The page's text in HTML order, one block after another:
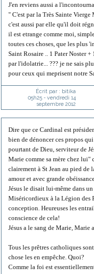
J'en reviens aussi a
" C'est par la Très Sainte Vierge
c'est aussi par elle qu'il doit
il est etrange comme moi,
toutes ces choses, que les plus
Saint Rosaire .. 1 Pater Noster
par l'idolatrie... ??? je ne sais
pour ceux qui meprisent notre
Écrit par : bitika
05h25- vendredi 14
septembre 2012
Dire que ce Cardinal est
bien de dénoncer ces propos
pourtant de Dieu, serviteur de
Marie comme sa mère chez lui"
clairement à St Jean au pied
amour et avec grande
Jésus le disait lui-même dans
Miséricordieux à la Légion des
conception. Heureuses les
conscience de cela!
Jésus a le sang de Marie, Marie
Tous les prêtres catholiques
chose les en empêche. Quoi?
Comme la foi est